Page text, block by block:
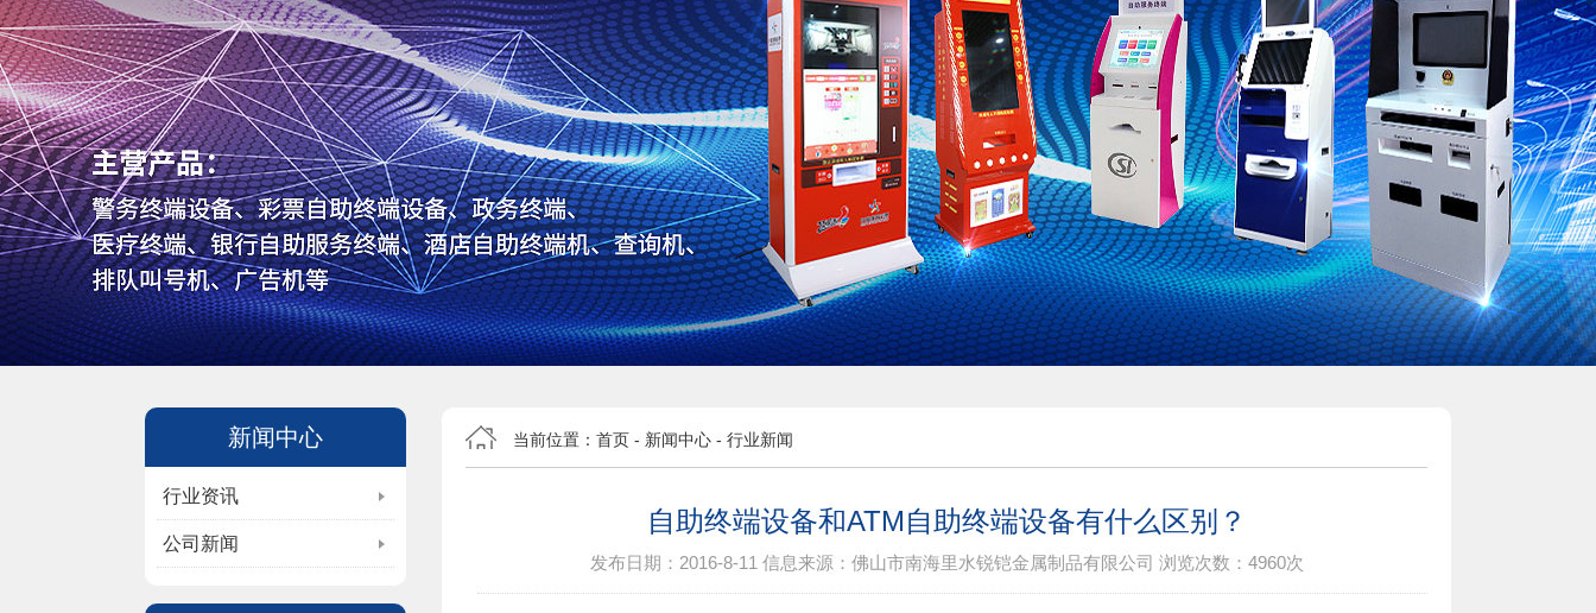
新闻中心
行业资讯
公司新闻
当前位置： 首页 - 新闻中心 - 行业新闻
自助终端设备和ATM自助终端设备有什么区别？
发布日期： 2016-8-11 信息来源： 佛山市南海里水锐铠金属制品有限公司 浏览次数： 4960次